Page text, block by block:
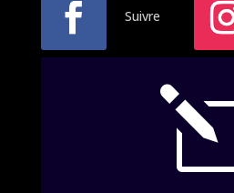
Suivre